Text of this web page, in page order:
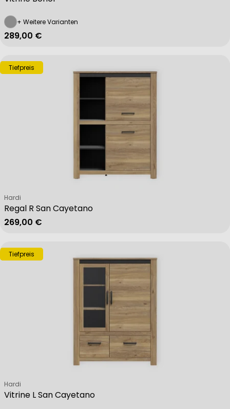
+ Weitere Varianten
Regulärer Preis
289,00 €
Tiefpreis
Regal R San Cayetano
Verkäufer:
Hardi
Regulärer Preis
269,00 €
Tiefpreis
Vitrine L San Cayetano
Verkäufer:
Hardi